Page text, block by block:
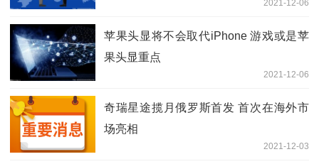
2021-12-06
苹果头显将不会取代iPhone 游戏或是苹
果头显重点
2021-12-06
奇瑞星途揽月俄罗斯首发 首次在海外市
场亮相
2021-12-03